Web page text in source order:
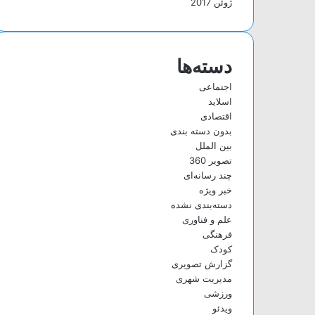
دسته‌ها
اجتماعی
اسلاید
اقتصادی
بدون دسته بندی
بین الملل
تصویر 360
چند رسانه‌ای
خبر ویژه
دسته‌بندی نشده
علم و فناوری
فرهنگی
کودک
گزارش تصویری
مدیریت شهری
ورزشی
ویدئو